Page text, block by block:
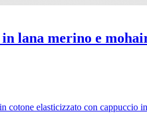
lana merino e